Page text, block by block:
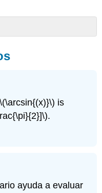
\(\arcsin{(x)}\) is
.
ayuda a evaluar